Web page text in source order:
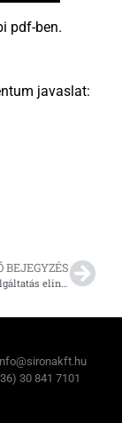
pdf-ben.
javaslat:
BEJEGYZÉS
30 841 7101